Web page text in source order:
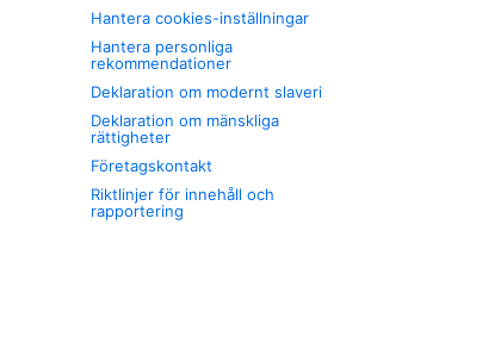
Hantera cookies-inställningar
Hantera personliga
rekommendationer
Deklaration om modernt slaveri
Deklaration om mänskliga
rättigheter
Företagskontakt
Riktlinjer för innehåll och
rapportering